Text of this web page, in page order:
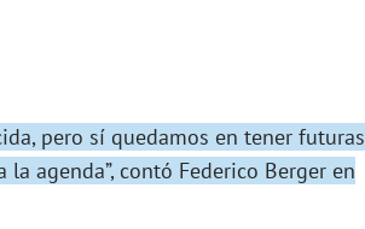
pero sí quedamos en tener futuras
agenda”, contó Federico Berger en